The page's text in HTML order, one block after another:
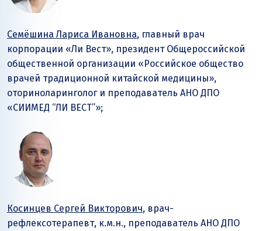
Семёшина Лариса Ивановна, главный врач
корпорации «Ли Вест», президент Общероссийской
общественной организации «Российское общество
врачей традиционной китайской медицины»,
оториноларинголог и преподаватель АНО ДПО
«СИИМЕД “ЛИ ВЕСТ”»;
Косинцев Сергей Викторович, врач-
рефлексотерапевт, к.м.н., преподаватель АНО ДПО